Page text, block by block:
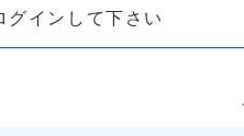
インして下さい